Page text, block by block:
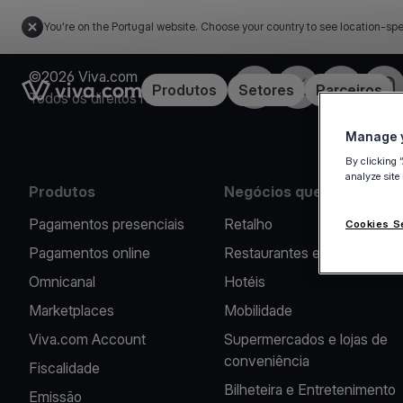
You're on the Portugal website. Choose your country to see location-
Link to the homepageProdutos Setores Parceiros
©2026 Viva.com
Todos os direitos reservados
FacebookTwitterLinkedIn
Produtos
Pagamentos presenciais
Pagamentos online
Omnicanal
Marketplaces
Viva.com Account
Fiscalidade
Emissão
Negócios que apoiamos
Retalho
Restaurantes e Cafés
Hotéis
Mobilidade
Supermercados e lojas de
conveniência
Bilheteira e Entretenimento
Manage
By clicking
analyze
Cookies